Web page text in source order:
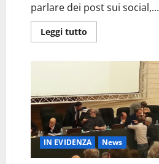
parlare dei post sui social,...
Leggi tutto
IN EVIDENZA News